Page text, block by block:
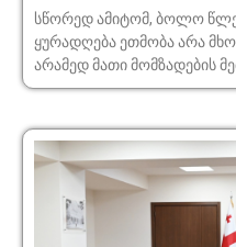
სწორედ ამიტომ, ბოლო
ყურადღება ეთმობა არა
არამედ მათი მომზადების